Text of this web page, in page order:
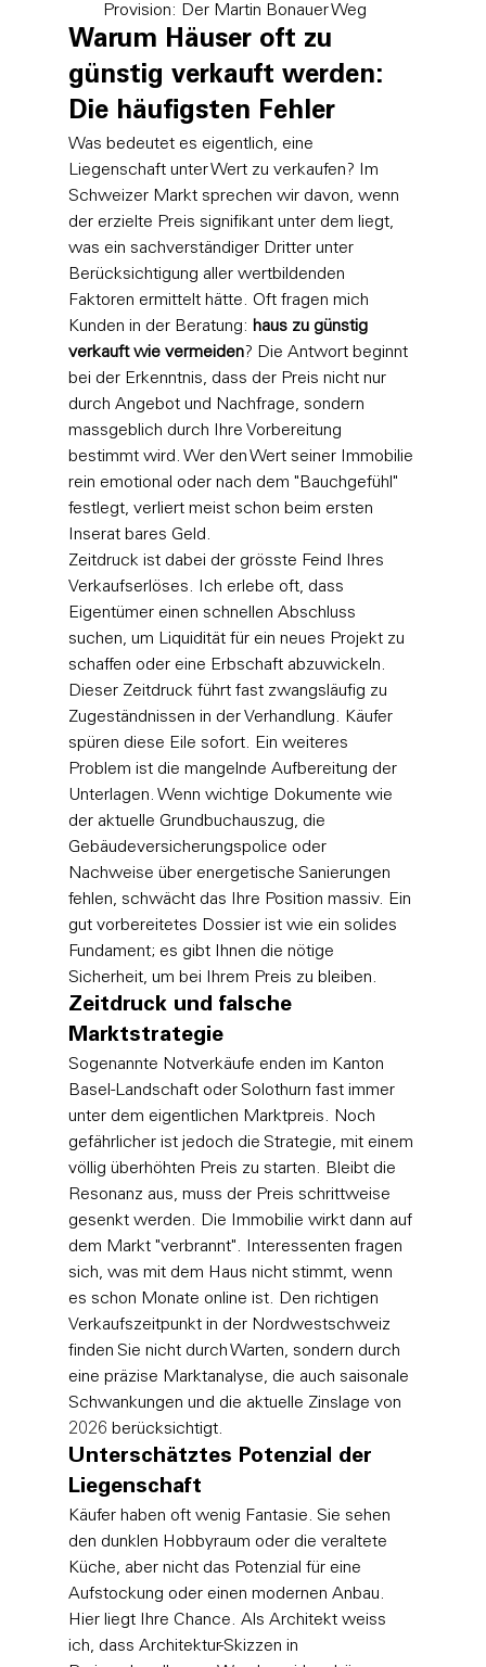
Provision: Der Martin Bonauer Weg
Warum Häuser oft zu
günstig verkauft werden:
Die häufigsten Fehler
Was bedeutet es eigentlich, eine
Liegenschaft unter Wert zu verkaufen? Im
Schweizer Markt sprechen wir davon, wenn
der erzielte Preis signifikant unter dem liegt,
was ein sachverständiger Dritter unter
Berücksichtigung aller wertbildenden
Faktoren ermittelt hätte. Oft fragen mich
Kunden in der Beratung: haus zu günstig
verkauft wie vermeiden? Die Antwort beginnt
bei der Erkenntnis, dass der Preis nicht nur
durch Angebot und Nachfrage, sondern
massgeblich durch Ihre Vorbereitung
bestimmt wird. Wer den Wert seiner Immobilie
rein emotional oder nach dem "Bauchgefühl"
festlegt, verliert meist schon beim ersten
Inserat bares Geld.
Zeitdruck ist dabei der grösste Feind Ihres
Verkaufserlöses. Ich erlebe oft, dass
Eigentümer einen schnellen Abschluss
suchen, um Liquidität für ein neues Projekt zu
schaffen oder eine Erbschaft abzuwickeln.
Dieser Zeitdruck führt fast zwangsläufig zu
Zugeständnissen in der Verhandlung. Käufer
spüren diese Eile sofort. Ein weiteres
Problem ist die mangelnde Aufbereitung der
Unterlagen. Wenn wichtige Dokumente wie
der aktuelle Grundbuchauszug, die
Gebäudeversicherungspolice oder
Nachweise über energetische Sanierungen
fehlen, schwächt das Ihre Position massiv. Ein
gut vorbereitetes Dossier ist wie ein solides
Fundament; es gibt Ihnen die nötige
Sicherheit, um bei Ihrem Preis zu bleiben.
Zeitdruck und falsche
Marktstrategie
Sogenannte Notverkäufe enden im Kanton
Basel-Landschaft oder Solothurn fast immer
unter dem eigentlichen Marktpreis. Noch
gefährlicher ist jedoch die Strategie, mit einem
völlig überhöhten Preis zu starten. Bleibt die
Resonanz aus, muss der Preis schrittweise
gesenkt werden. Die Immobilie wirkt dann auf
dem Markt "verbrannt". Interessenten fragen
sich, was mit dem Haus nicht stimmt, wenn
es schon Monate online ist. Den richtigen
Verkaufszeitpunkt in der Nordwestschweiz
finden Sie nicht durch Warten, sondern durch
eine präzise Marktanalyse, die auch saisonale
Schwankungen und die aktuelle Zinslage von
2026 berücksichtigt.
Unterschätztes Potenzial der
Liegenschaft
Käufer haben oft wenig Fantasie. Sie sehen
den dunklen Hobbyraum oder die veraltete
Küche, aber nicht das Potenzial für eine
Aufstockung oder einen modernen Anbau.
Hier liegt Ihre Chance. Als Architekt weiss
ich, dass Architektur-Skizzen in